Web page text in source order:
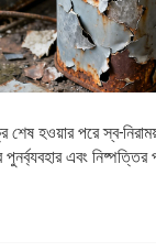
হওয়ার পরে স্ব-
পুনর্ব্যবহার এবং নিষ্পত্তির